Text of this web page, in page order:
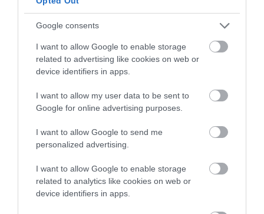
Google consents
I want to allow Google to enable storage
related to advertising like cookies on web or
device identifiers in apps.
I want to allow my user data to be sent to
Google for online advertising purposes.
I want to allow Google to send me
personalized advertising.
I want to allow Google to enable storage
related to analytics like cookies on web or
device identifiers in apps.
GÁRDONYI MESEKERT VÁRJA A
CSALÁDOKAT – HÁROM NAPON ÁT ING...
SZÉLERŐMŰVI PÁLYÁZATOKAT, M...
2026. augusztus 06|Mindenki ügye